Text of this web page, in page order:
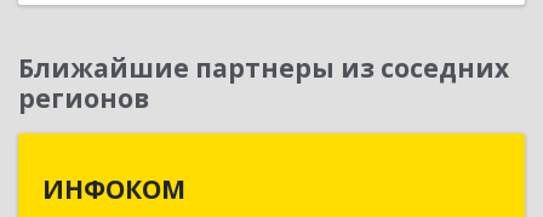
Ближайшие партнеры из соседних
регионов
ИНФОКОМ